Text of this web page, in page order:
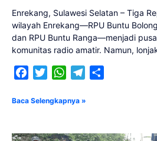
Enrekang, Sulawesi Selatan – Tiga
wilayah Enrekang—RPU Buntu
dan RPU Buntu Ranga—menjadi
komunitas radio amatir. Namun,
FacebookTwitterWhatsAppTelegram
Baca Selengkapnya »